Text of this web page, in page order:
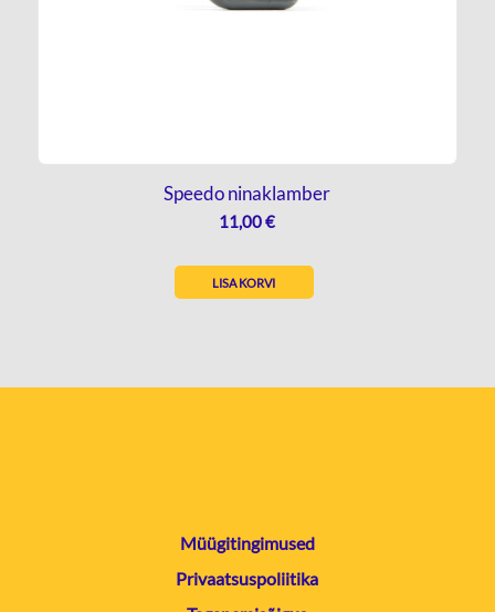
Speedo ninaklamber
11,00€
LISA KORVI
Müügitingimused
Privaatsuspoliitika